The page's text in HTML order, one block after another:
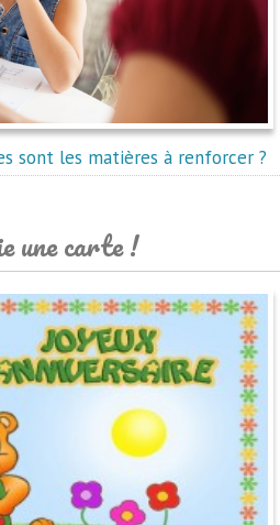
sont les matières à renforcer ?
une carte !